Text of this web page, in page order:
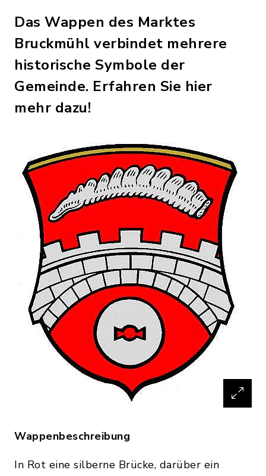
Das Wappen des Marktes
Bruckmühl verbindet mehrere
historische Symbole der
Gemeinde. Erfahren Sie hier
mehr dazu!
Wappenbeschreibung
In Rot eine silberne Brücke, darüber ein